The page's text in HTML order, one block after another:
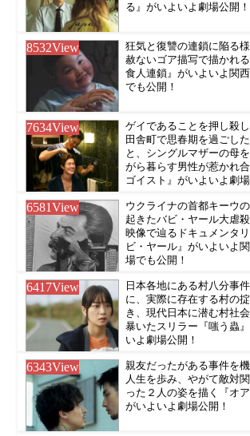
る』がいよいよ劇場公開！
8532View
狂気と復讐の連鎖に陥る
赦ないゴア描写で描かれ
食人連鎖』がいよいよ関
でも公開！
7634View
ゲイであることを押し殺
田舎町で思春期を過ごし
と、シングルマザーの母
がら暮らす男性が惹かれ
ゴイスト』がいよいよ劇場
6581View
ウクライナの首都キーウ
起きたバビ・ヤール大虐
映像で辿るドキュメンタ
ビ・ヤール』がいよいよ
場でも公開！
6417View
日本各地にある村八分事
に、実際に存在する村の
き、現代日本に潜む村社
暴いたスリラー『嗤う蟲
いよ劇場公開！
6343View
親友だったがある事件を
人生を歩み、やがて敵対
った２人の姿を描く『オア
がいよいよ劇場公開！